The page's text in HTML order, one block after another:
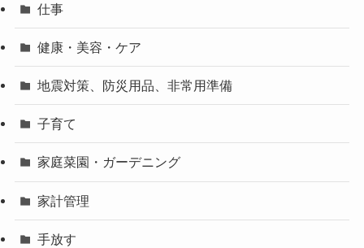
仕事
健康・美容・ケア
地震対策、防災用品、非常用準備
子育て
家庭菜園・ガーデニング
家計管理
手放す